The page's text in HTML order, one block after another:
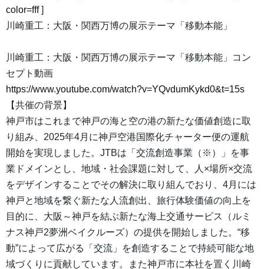
color=fff]
川崎重工：大阪・関西万博の展示テーマ「移動本能」
川崎重工：大阪・関西万博の展示テーマ「移動本能」コン
セプト動画
https://www.youtube.com/watch?v=YQvdumKykd0&t=15s
【共催の背景】
神戸市はこれまで神戸の海と空の港の新たな価値創造に取
り組み、2025年4月に神戸空港国際化チャーター便の運航
開始を実現しました。JTBは「交流創造事業（※）」を事
業ドメインとし、地域・社会課題に対して、人×場所×交流
をデザインすることでその解決に取り組んでおり、4月には
神戸と地域を繋ぐ新たな人流創出、旅行体験価値の向上を
目的に、大阪～神戸を結ぶ新たな海上交通サービス（ルミ
ナス神戸2夢洲ベイクルーズ）の提供を開始しました。“移
動”によって広がる「交流」を創造することで持続可能な地
域づくりに貢献しています。また神戸市に本社を置く川崎